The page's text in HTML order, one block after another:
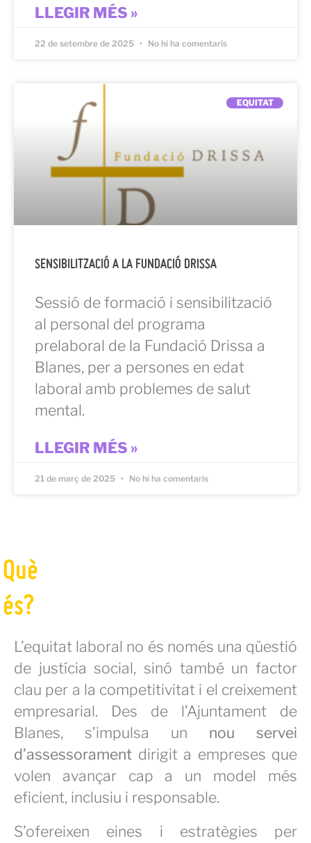
LLEGIR MÉS »
22 de setembre de 2025 No hi ha comentaris
EQUITAT
SENSIBILITZACIÓ A LA FUNDACIÓ DRISSA
Sessió de formació i sensibilització
al personal del programa
prelaboral de la Fundació Drissa a
Blanes, per a persones en edat
laboral amb problemes de salut
mental.
LLEGIR MÉS »
21 de març de 2025 No hi ha comentaris
Què
és?
L’equitat laboral no és només una qüestió
de justícia social, sinó també un factor
clau per a la competitivitat i el creixement
empresarial. Des de l’Ajuntament de
Blanes, s’impulsa un nou servei
d’assessorament dirigit a empreses que
volen avançar cap a un model més
eficient, inclusiu i responsable.
S’ofereixen eines i estratègies per